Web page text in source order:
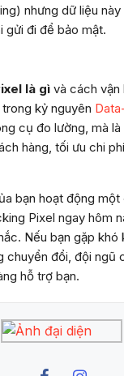
nhưng dữ liệu
gửi đi để bảo mật.
là gì và cách vận
kỷ nguyên
cụ đo lường, mà là
hàng, tối ưu chi
bạn hoạt động một
Pixel ngay hôm
Nếu bạn gặp khó
chuyển đổi, đội ngũ
hỗ trợ bạn.